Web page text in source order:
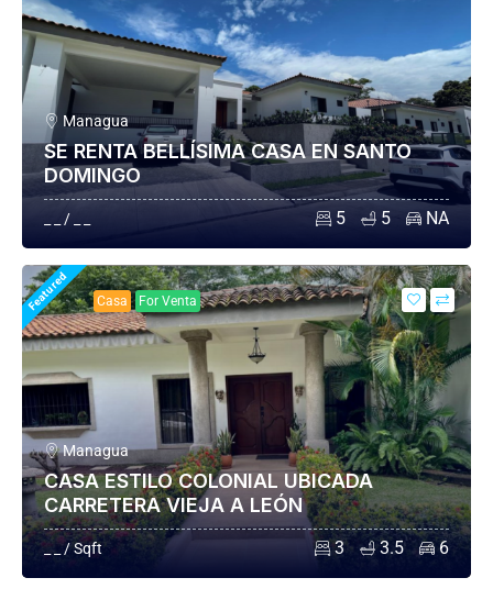
Managua
SE RENTA BELLÍSIMA CASA EN SANTO
DOMINGO
_ _ / _ _ 5 5 NA
Featured Casa For Venta
Managua
CASA ESTILO COLONIAL UBICADA
CARRETERA VIEJA A LEÓN
_ _ / Sqft 3 3.5 6